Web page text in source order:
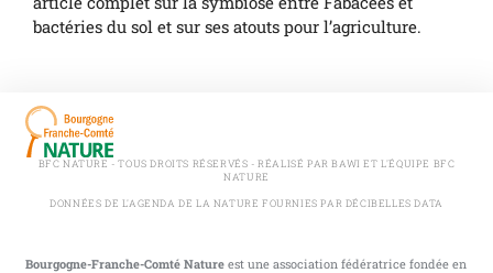
bactéries du sol et sur ses atouts pour l’agriculture.
BFC NATURE - TOUS DROITS RÉSERVÉS - RÉALISÉ PAR BAWI ET L'ÉQUIPE BFC
NATURE
DONNÉES DE L'AGENDA DE LA NATURE FOURNIES PAR DÉCIBELLES DATA
Bourgogne-Franche-Comté Nature est une association fédératrice fondée en